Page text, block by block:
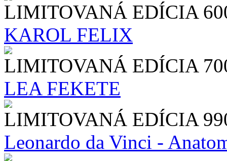
LIMITOVANÁ EDÍCIA
KAROL FELIX
LIMITOVANÁ EDÍCIA
LEA FEKETE
LIMITOVANÁ EDÍCIA
Leonardo da Vinci -